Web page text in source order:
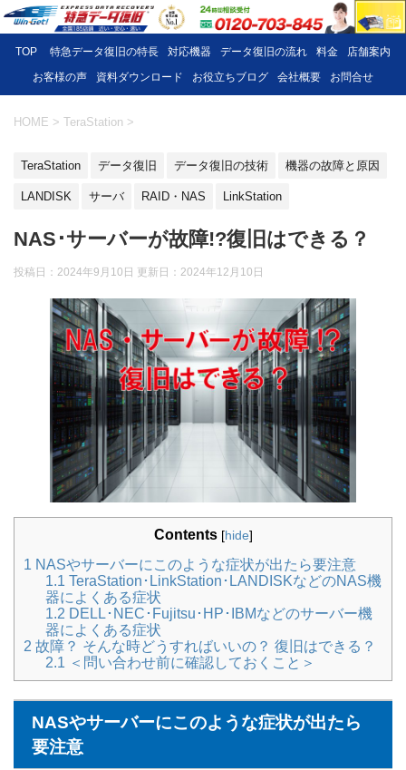
TOP 特急データ復旧の特長 対応機器 データ復旧の流れ 料金
店舗案内
お客様の声
資料ダウンロード お役立ちブログ 会社概要 お問合せ
HOME > TeraStation >
TeraStation データ復旧 データ復旧の技術 機器の故障と原因
LANDISK サーバ RAID・NAS LinkStation
NAS･サーバーが故障!?復旧はできる？
投稿日：2024年9月10日 更新日： 2024年12月10日
Contents [hide]
1 NASやサーバーにこのような症状が出たら要注意
1.1 TeraStation･LinkStation･LANDISKなどのNAS機
器によくある症状
1.2 DELL･NEC･Fujitsu･HP･IBMなどのサーバー機
器によくある症状
2 故障？ そんな時どうすればいいの？ 復旧はできる？
2.1 ＜問い合わせ前に確認しておくこと＞
NASやサーバーにこのような症状が出たら
要注意